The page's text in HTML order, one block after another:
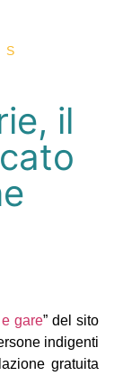
il
gare” del sito
indigenti
gratuita